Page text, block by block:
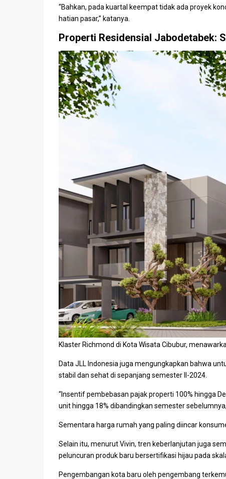
“Bahkan, pada kuartal keempat tidak ada proyek
hatian pasar,” katanya.
Properti Residensial Jabodetabek:
Klaster Richmond di Kota Wisata Cibubur,
Data JLL Indonesia juga mengungkapkan bahwa
stabil dan sehat di sepanjang semester II-2024.
“Insentif pembebasan pajak properti 100% hingga
unit hingga 18% dibandingkan semester
Sementara harga rumah yang paling diincar
Selain itu, menurut Vivin, tren keberlanjutan juga
peluncuran produk baru bersertifikasi hijau pada
Pengembangan kota baru oleh pengembang